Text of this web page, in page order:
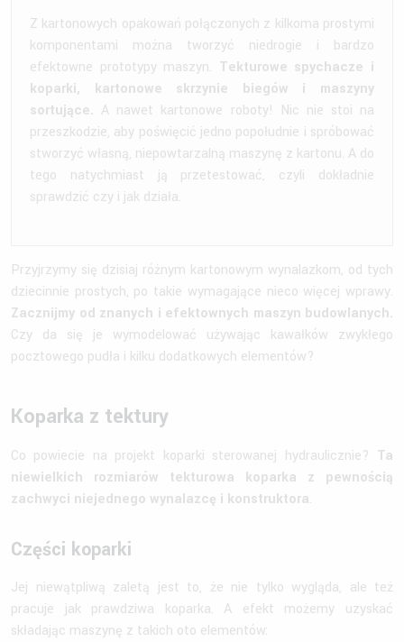
Z kartonowych opakowań połączonych z kilkoma prostymi
komponentami można tworzyć niedrogie i bardzo
efektowne prototypy maszyn. Tekturowe spychacze i
koparki, kartonowe skrzynie biegów i maszyny
sortujące. A nawet kartonowe roboty! Nic nie stoi na
przeszkodzie, aby poświęcić jedno popołudnie i spróbować
stworzyć własną, niepowtarzalną maszynę z kartonu. A do
tego natychmiast ją przetestować, czyli dokładnie
sprawdzić czy i jak działa.
Przyjrzymy się dzisiaj różnym kartonowym wynalazkom, od tych
dziecinnie prostych, po takie wymagające nieco więcej wprawy.
Zacznijmy od znanych i efektownych maszyn budowlanych.
Czy da się je wymodelować używając kawałków zwykłego
pocztowego pudła i kilku dodatkowych elementów?
Koparka z tektury
Co powiecie na projekt koparki sterowanej hydraulicznie? Ta
niewielkich rozmiarów tekturowa koparka z pewnością
zachwyci niejednego wynalazcę i konstruktora.
Części koparki
Jej niewątpliwą zaletą jest to, że nie tylko wygląda, ale też
pracuje jak prawdziwa koparka. A efekt możemy uzyskać
składając maszynę z takich oto elementów: